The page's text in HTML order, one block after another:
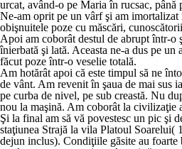
urcat, având-o pe Maria în rucsac, până
Ne-am oprit pe un vârf şi am
obişnuitele poze cu măscări,
Apoi am coborât destul de abrupt într-o
înierbată şi lată. Aceasta ne-a dus pe
făcut poze într-o veselie totală.
Am hotărât apoi că este timpul să ne
de vânt. Am revenit în şaua de mai sus
pe curba de nivel, pe sub creastă. Nu
nou la maşină. Am coborât la civilizaţie
Şi la final am să vă povestesc un pic şi
staţiunea Strajă la vila Platoul Soarelui(
dejun inclus). Condiţiile găsite au foarte